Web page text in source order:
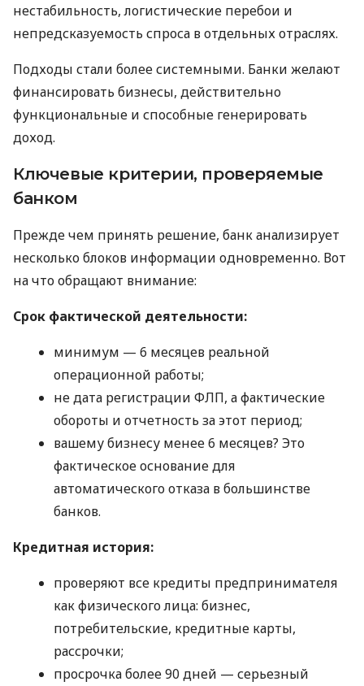
нестабильность, логистические перебои и
непредсказуемость спроса в отдельных отраслях.
Подходы стали более системными. Банки желают
финансировать бизнесы, действительно
функциональные и способные генерировать
доход.
Ключевые критерии, проверяемые
банком
Прежде чем принять решение, банк анализирует
несколько блоков информации одновременно. Вот
на что обращают внимание:
Срок фактической деятельности:
минимум — 6 месяцев реальной
операционной работы;
не дата регистрации ФЛП, а фактические
обороты и отчетность за этот период;
вашему бизнесу менее 6 месяцев? Это
фактическое основание для
автоматического отказа в большинстве
банков.
Кредитная история:
проверяют все кредиты предпринимателя
как физического лица: бизнес,
потребительские, кредитные карты,
рассрочки;
просрочка более 90 дней — серьезный